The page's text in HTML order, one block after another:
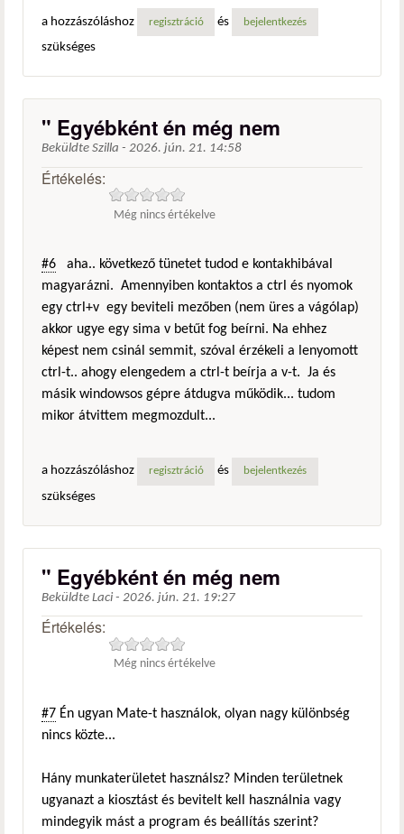
a hozzászóláshoz regisztráció és bejelentkezés
szükséges
" Egyébként én még nem
Beküldte Szilla - 2026. jún. 21. 14:58
Értékelés:
Még nincs értékelve
#6 aha.. következő tünetet tudod e kontakhibával
magyarázni. Amennyiben kontaktos a ctrl és nyomok
egy ctrl+v egy beviteli mezőben (nem üres a vágólap)
akkor ugye egy sima v betűt fog beírni. Na ehhez
képest nem csinál semmit, szóval érzékeli a lenyomott
ctrl-t.. ahogy elengedem a ctrl-t beírja a v-t. Ja és
másik windowsos gépre átdugva működik... tudom
mikor átvittem megmozdult...
a hozzászóláshoz regisztráció és bejelentkezés
szükséges
" Egyébként én még nem
Beküldte Laci - 2026. jún. 21. 19:27
Értékelés:
Még nincs értékelve
#7 Én ugyan Mate-t használok, olyan nagy különbség
nincs közte...
Hány munkaterületet használsz? Minden területnek
ugyanazt a kiosztást és bevitelt kell használnia vagy
mindegyik mást a program és beállítás szerint?